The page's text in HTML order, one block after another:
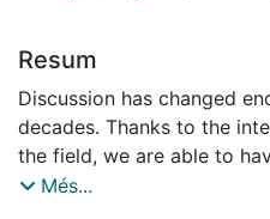
Resum
Discussion has changed
decades. Thanks to the
the field, we are able to
discussion and get higher
Més...